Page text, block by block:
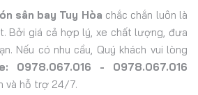
sân bay Tuy Hòa chắc chắn luôn là
Bởi giá cả hợp lý, xe chất lượng, đưa
Nếu có nhu cầu, Quý khách vui lòng
0978.067.016 - 0978.067.016
và hỗ trợ 24/7.